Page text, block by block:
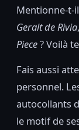
Mentionne-t-
Geralt de Rivia,
Piece? Voilà
Fais aussi
personnel.
autocollants
le motif de